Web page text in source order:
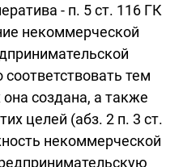
- п. 5 ст. 116 ГК
некоммерческой
тем
создана, а также
целей (абз. 2 п. 3 ст.
некоммерческой